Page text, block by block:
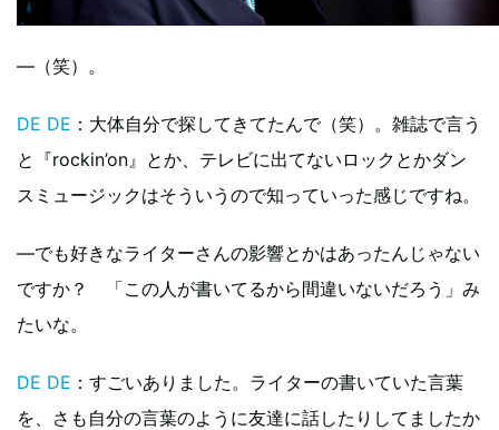
―（笑）。
DE DE ：大体自分で探してきてたんで（笑）。雑誌で言う
と『rockin’on』とか、テレビに出てないロックとかダン
スミュージックはそういうので知っていった感じですね。
―でも好きなライターさんの影響とかはあったんじゃない
ですか？ 「この人が書いてるから間違いないだろう」み
たいな。
DE DE ：すごいありました。ライターの書いていた言葉
を、さも自分の言葉のように友達に話したりしてましたか